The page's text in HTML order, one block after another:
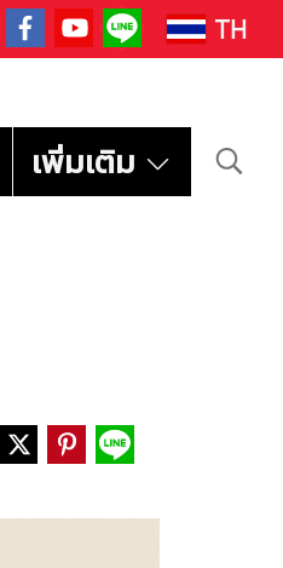
TH
เพิ่มเติม